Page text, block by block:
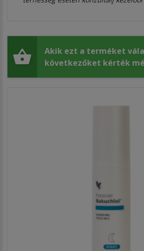
Akik ezt a terméket
következőket kérték